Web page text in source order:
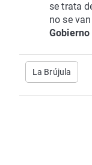
se trata
no se
La Brújula